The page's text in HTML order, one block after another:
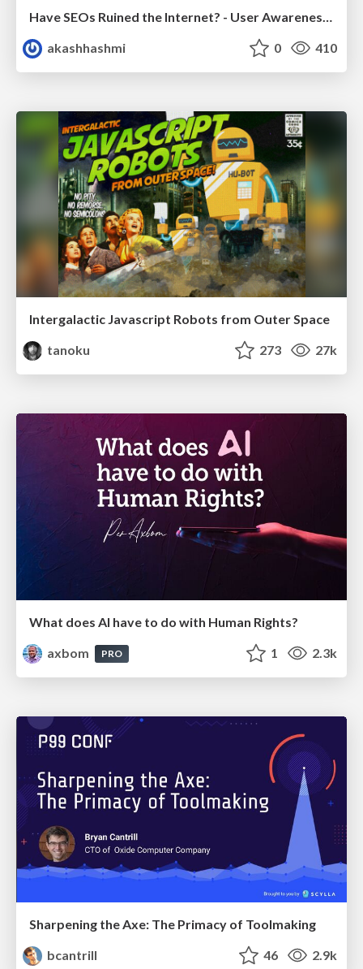
Have SEOs Ruined the Internet? - User Awareness of SEO in 2025
akashhashmi
0 410
Intergalactic Javascript Robots from Outer Space
tanoku
273 27k
What does AI have to do with Human Rights?
axbom
PRO 1 2.3k
Sharpening the Axe: The Primacy of Toolmaking
bcantrill
46 2.9k